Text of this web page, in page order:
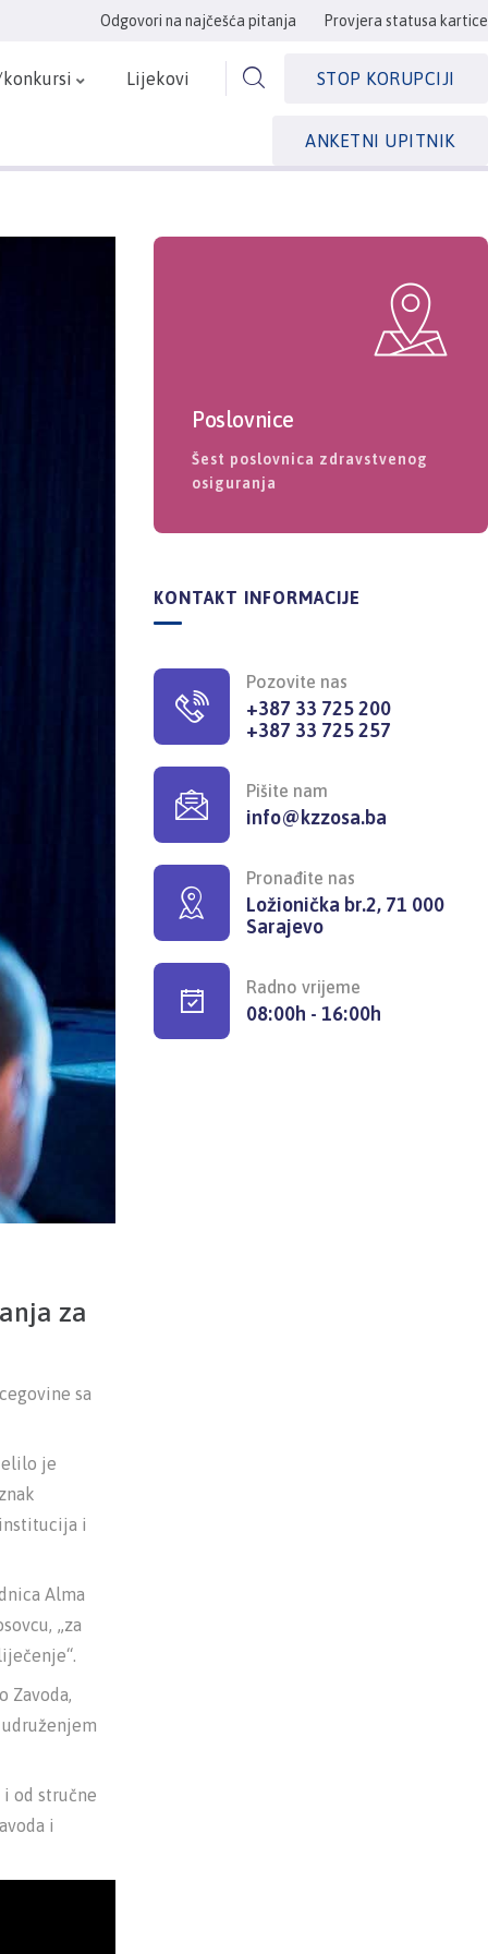
Odgovori na najčešća pitanja Provjera statusa kartice
Lijekovi STOP KORUPCIJI
ANKETNI UPITNIK
za
sa
je
i
Alma
„za
Zavoda,
i od stručne
i
Poslovnice
Šest poslovnica zdravstvenog
osiguranja
KONTAKT INFORMACIJE
Pozovite nas
+387 33 725 200
+387 33 725 257
Pišite nam
info@kzzosa.ba
Pronađite nas
Ložionička br.2, 71 000
Sarajevo
Radno vrijeme
08:00h - 16:00h